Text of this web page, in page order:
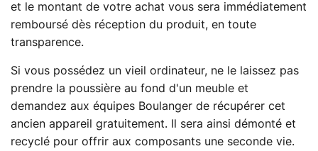
et le montant de votre achat vous sera immédiatement
remboursé dès réception du produit, en toute
transparence.
Si vous possédez un vieil ordinateur, ne le laissez pas
prendre la poussière au fond d'un meuble et
demandez aux équipes Boulanger de récupérer cet
ancien appareil gratuitement. Il sera ainsi démonté et
recyclé pour offrir aux composants une seconde vie.